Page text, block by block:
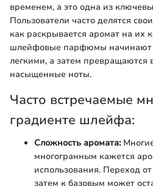
временем, а это одна из
Пользователи часто делятся
как раскрывается аромат на их
шлейфовые парфюмы начинают
легкими, а затем превращаются
насыщенные ноты.
Часто встречаемые
градиенте шлейфа:
Сложность аромата:
многогранным кажется
использования. Переход
затем к базовым может